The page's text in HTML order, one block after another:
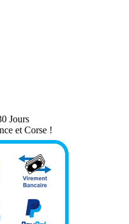
Jours
et Corse !